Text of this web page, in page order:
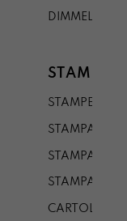
DIMMELO
STAMPE
STAMPE A5
STAMPA A3
STAMPA A1
STAMPA A0
CARTOLINA